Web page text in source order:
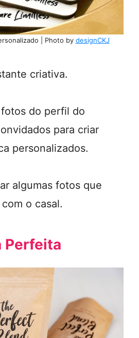
| Photo by designCKJ
criativa.
do perfil do
para criar
personalizados.
algumas fotos que
o casal.
Perfeita